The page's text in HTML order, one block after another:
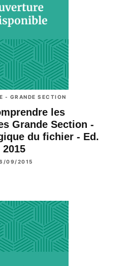
- GRANDE SECTION
les
Grande Section -
du fichier - Ed.
2015
09/2015